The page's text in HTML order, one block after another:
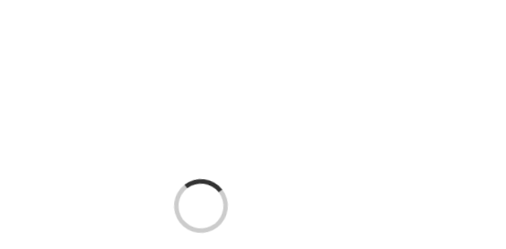
Laden...